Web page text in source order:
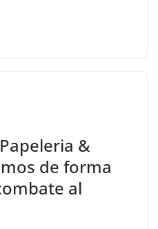
&
de forma
al